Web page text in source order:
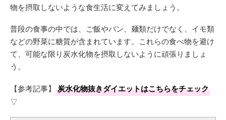
物を摂取しないような食生活に変えてみましょう。
普段の食事の中では、ご飯やパン、麺類だけでなく、イモ類
などの野菜に糖質が含まれています。これらの食べ物を避け
て、可能な限り炭水化物を摂取しないように頑張りましょ
う。
【参考記事】 炭水化物抜きダイエットはこちらをチェック
▽